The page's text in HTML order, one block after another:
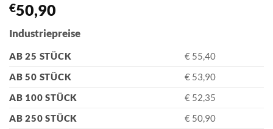
€50,90
Industriepreise
AB 25 STÜCK
€ 55,40
AB 50 STÜCK
€ 53,90
AB 100 STÜCK
€ 52,35
AB 250 STÜCK
€ 50,90